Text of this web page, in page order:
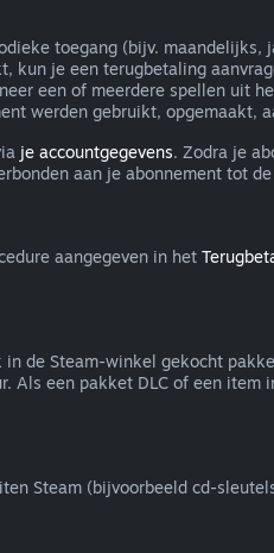
toegang (bijv.
kun je een terugbetaling
een of meerdere spellen uit
werden gebruikt, opgemaakt,
je accountgegevens. Zodra je
aan je abonnement tot
aangegeven in het
de Steam-winkel gekocht
Als een pakket DLC of een
Steam (bijvoorbeeld cd-